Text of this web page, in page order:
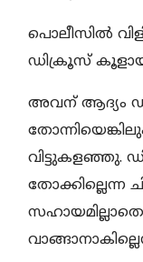
പൊലീസിൽ
ഡിക്രൂസ്
അവന് ആദ്യം
വിട്ടുകളഞ്ഞു.
തോക്കില്ലെന്ന